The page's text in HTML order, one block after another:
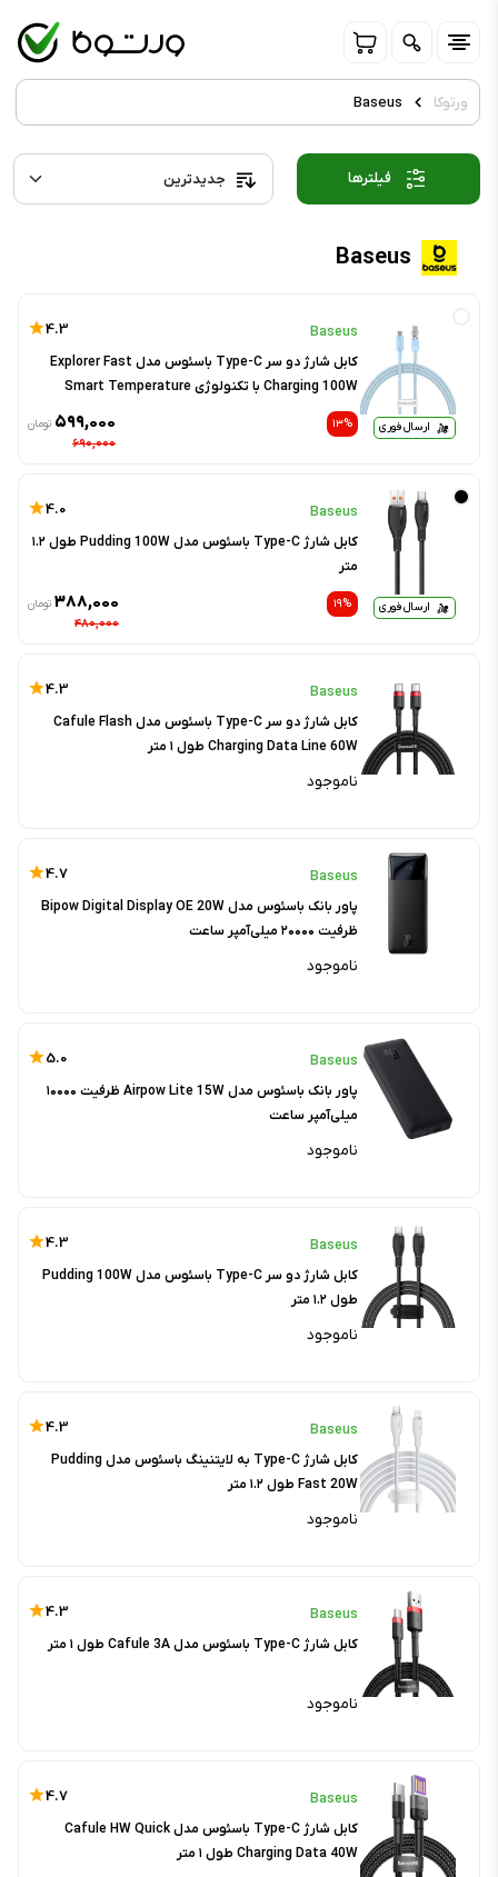
ورتوکا Baseus
Baseus
ارسال فوری
Baseus
4.3
کابل شارژ دو سر Type-C باسئوس مدل Explorer Fast
Charging 100W با تکنولوژی Smart Temperature
Control طول ۱ متر
۵۹۹,۰۰۰ تومان
۶۹۰,۰۰۰
۱۳%
ارسال فوری
Baseus
4.0
کابل شارژ Type-C باسئوس مدل Pudding 100W طول ۱.۲
متر
۳۸۸,۰۰۰ تومان
۴۸۰,۰۰۰
۱۹%
Baseus
4.3
کابل شارژ دو سر Type-C باسئوس مدل Cafule Flash
Charging Data Line 60W طول ۱ متر
ناموجود
Baseus
4.7
پاور بانک باسئوس مدل Bipow Digital Display OE 20W
ظرفیت ۲۰۰۰۰ میلی‌آمپر ساعت
ناموجود
Baseus
5.0
پاور بانک باسئوس مدل Airpow Lite 15W ظرفیت ۱۰۰۰۰
میلی‌آمپر ساعت
ناموجود
Baseus
4.3
کابل شارژ دو سر Type-C باسئوس مدل Pudding 100W
طول ۱.۲ متر
ناموجود
Baseus
4.3
کابل شارژ Type-C به لایتنینگ باسئوس مدل Pudding
Fast 20W طول ۱.۲ متر
ناموجود
Baseus
4.3
کابل شارژ Type-C باسئوس مدل Cafule 3A طول ۱ متر
ناموجود
Baseus
4.7
کابل شارژ Type-C باسئوس مدل Cafule HW Quick
Charging Data 40W طول ۱ متر